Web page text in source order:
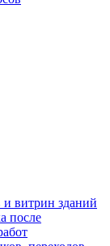
витрин зданий
после